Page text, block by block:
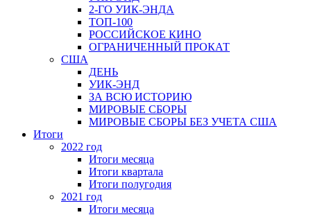
2-ГО УИК-ЭНДА
ТОП-100
РОССИЙСКОЕ КИНО
ОГРАНИЧЕННЫЙ ПРОКАТ
США
ДЕНЬ
УИК-ЭНД
ЗА ВСЮ ИСТОРИЮ
МИРОВЫЕ СБОРЫ
МИРОВЫЕ СБОРЫ БЕЗ УЧЕТА США
Итоги
2022 год
Итоги месяца
Итоги квартала
Итоги полугодия
2021 год
Итоги месяца